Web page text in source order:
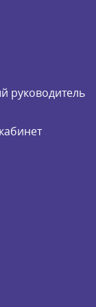
руководитель